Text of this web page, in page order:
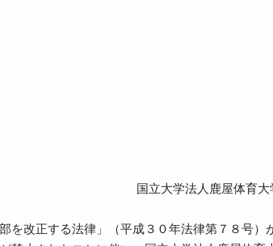
国立大学法人鹿屋体育
を改正する法律」（平成３０年法律第７８号）